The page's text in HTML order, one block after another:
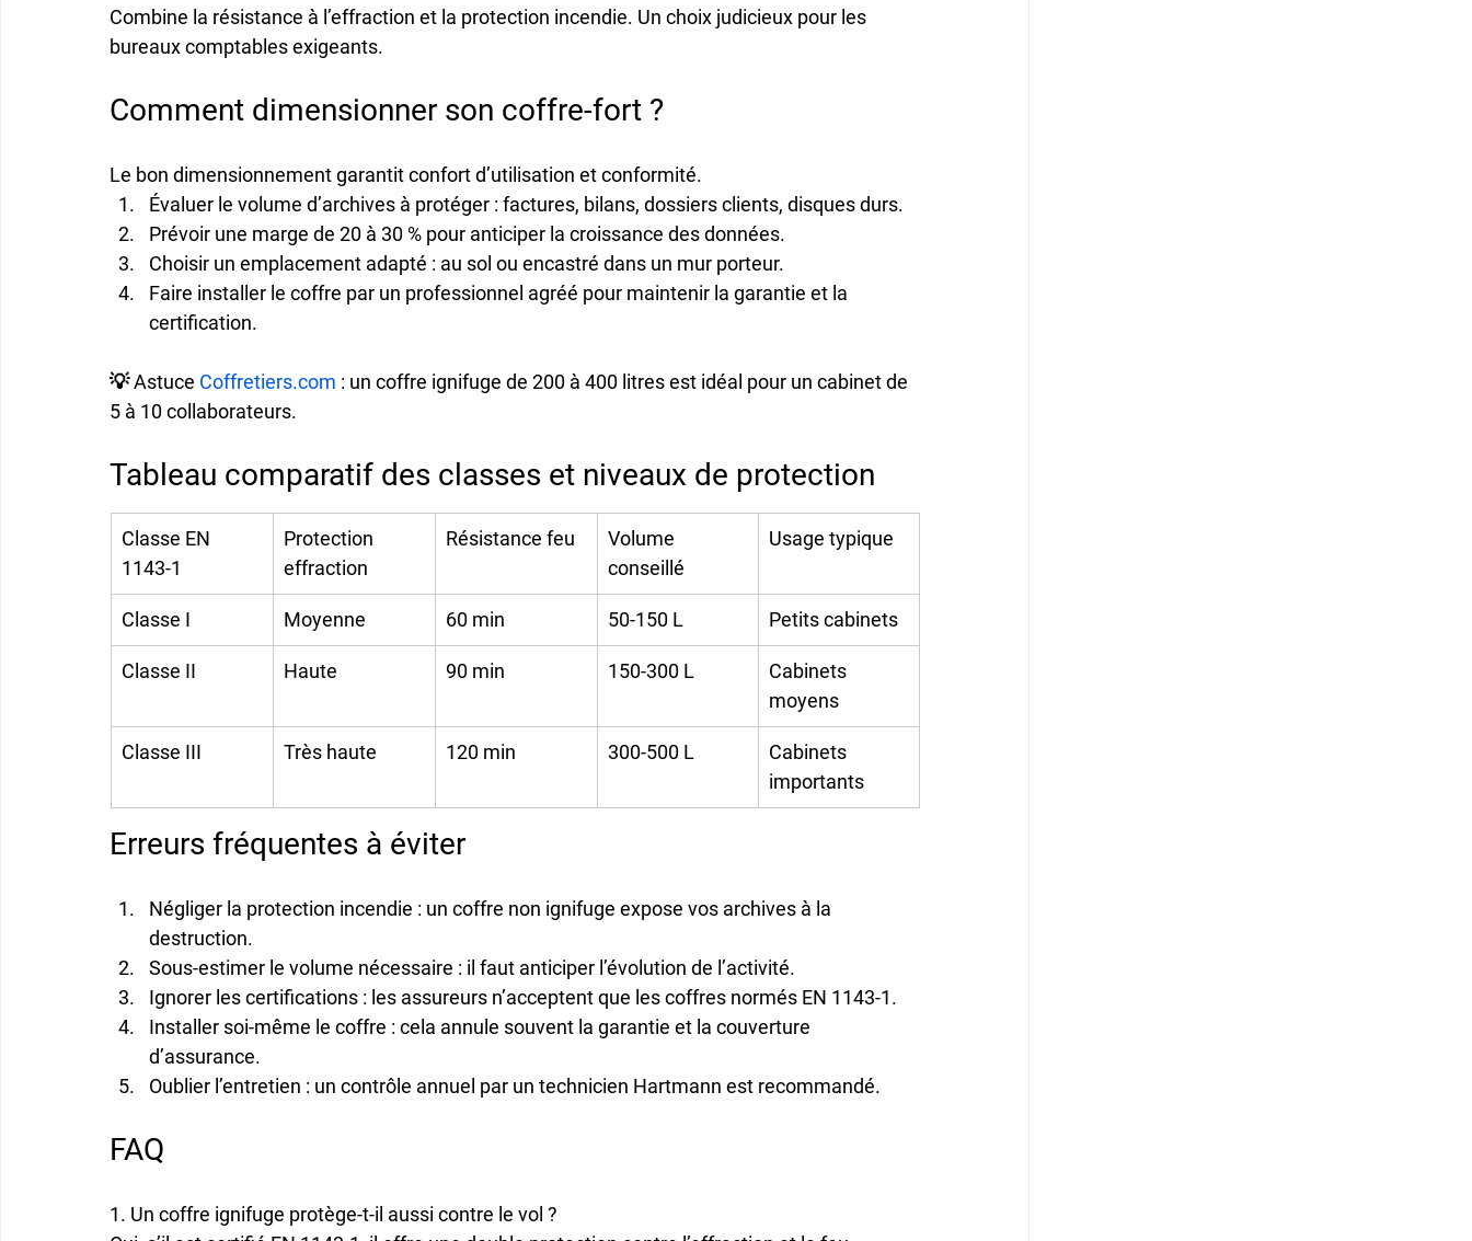
Combine la résistance à l’effraction et la protection incendie. Un choix judicieux pour les
bureaux comptables exigeants.
Comment dimensionner son coffre-fort ?
Le bon dimensionnement garantit confort d’utilisation et conformité.
Évaluer le volume d’archives à protéger : factures, bilans, dossiers clients, disques durs.
Prévoir une marge de 20 à 30 % pour anticiper la croissance des données.
Choisir un emplacement adapté : au sol ou encastré dans un mur porteur.
Faire installer le coffre par un professionnel agréé pour maintenir la garantie et la
certification.
💡 Astuce Coffretiers.com : un coffre ignifuge de 200 à 400 litres est idéal pour un cabinet de
5 à 10 collaborateurs.
Tableau comparatif des classes et niveaux de protection
Classe EN
1143-1
Protection
effraction
Résistance feu
Volume
conseillé
Usage typique
Classe I Moyenne 60 min 50-150 L Petits cabinets
Classe II Haute 90 min 150-300 L
Cabinets
moyens
Classe III Très haute 120 min 300-500 L
Cabinets
importants
Erreurs fréquentes à éviter
Négliger la protection incendie : un coffre non ignifuge expose vos archives à la
destruction.
Sous-estimer le volume nécessaire : il faut anticiper l’évolution de l’activité.
Ignorer les certifications : les assureurs n’acceptent que les coffres normés EN 1143-1.
Installer soi-même le coffre : cela annule souvent la garantie et la couverture
d’assurance.
Oublier l’entretien : un contrôle annuel par un technicien Hartmann est recommandé.
FAQ
1. Un coffre ignifuge protège-t-il aussi contre le vol ?